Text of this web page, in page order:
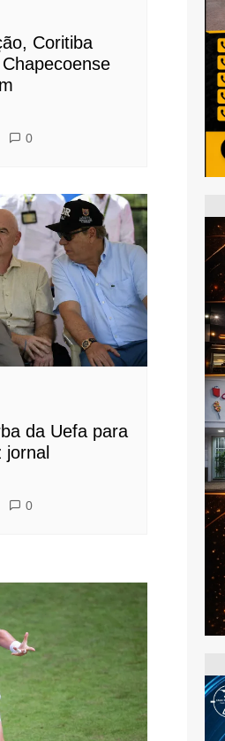
Coritiba
0
da Uefa para
0